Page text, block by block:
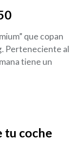
que copan
Perteneciente al
tiene un
tu coche